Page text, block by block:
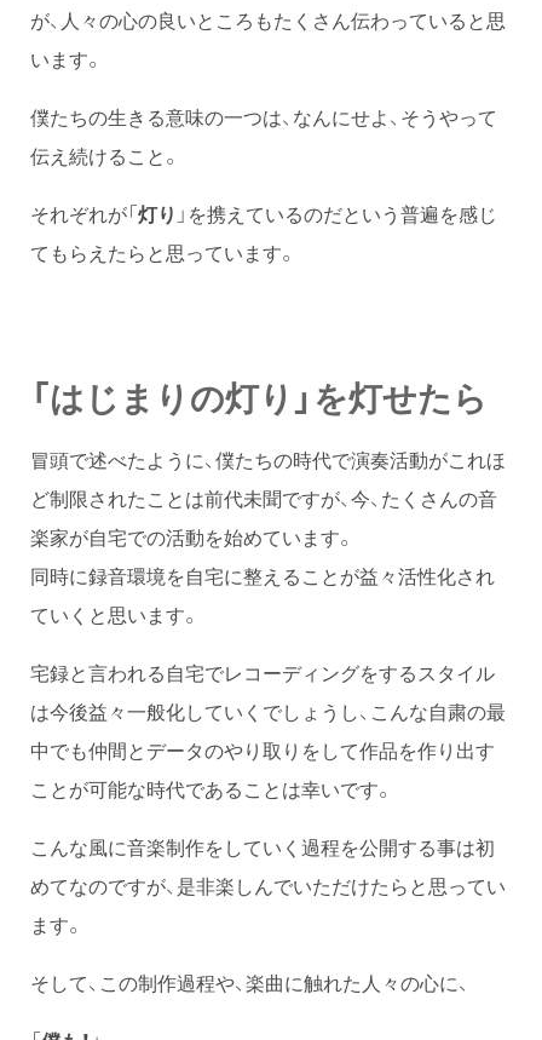
が、人々の心の良いところもたくさん伝わっていると思
います。
僕たちの生きる意味の一つは、なんにせよ、そうやって
伝え続けること。
それぞれが「灯り 」を携えているのだという普遍を感じ
てもらえたらと思っています。
「はじまりの灯り」を灯せたら
冒頭で述べたように、僕たちの時代で演奏活動がこれほ
ど制限されたことは前代未聞ですが、今、たくさんの音
楽家が自宅での活動を始めています。
同時に録音環境を自宅に整えることが益々活性化され
ていくと思います。
宅録と言われる自宅でレコーディングをするスタイル
は今後益々一般化していくでしょうし、こんな自粛の最
中でも仲間とデータのやり取りをして作品を作り出す
ことが可能な時代であることは幸いです。
こんな風に音楽制作をしていく過程を公開する事は初
めてなのですが、是非楽しんでいただけたらと思ってい
ます。
そして、この制作過程や、楽曲に触れた人々の心に、